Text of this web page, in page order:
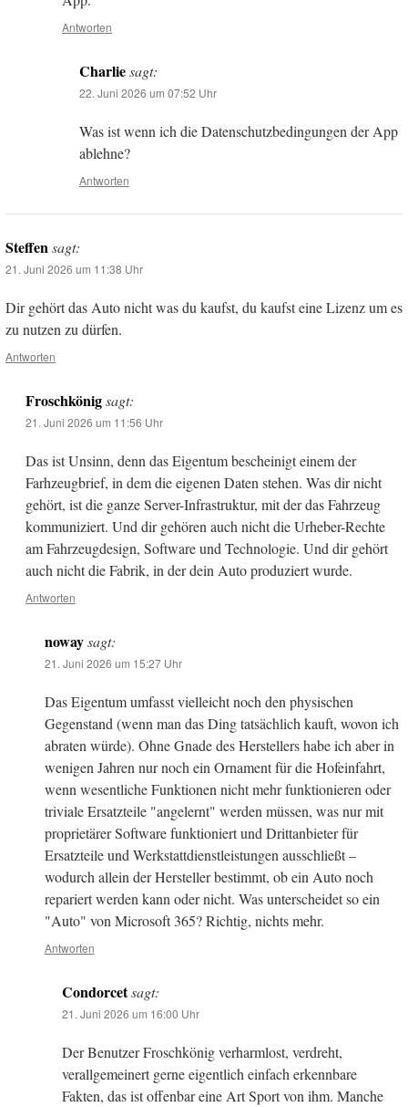
Antworten
Charliesagt:
22. Juni 2026 um 07:52 Uhr
Was ist wenn ich die Datenschutzbedingungen der App
ablehne?
Antworten
Steffensagt:
21. Juni 2026 um 11:38 Uhr
Dir gehört das Auto nicht was du kaufst, du kaufst eine Lizenz um es
zu nutzen zu dürfen.
Antworten
Froschkönig sagt:
21. Juni 2026 um 11:56 Uhr
Das ist Unsinn, denn das Eigentum bescheinigt einem der
Farhzeugbrief, in dem die eigenen Daten stehen. Was dir nicht
gehört, ist die ganze Server-Infrastruktur, mit der das Fahrzeug
kommuniziert. Und dir gehören auch nicht die Urheber-Rechte
am Fahrzeugdesign, Software und Technologie. Und dir gehört
auch nicht die Fabrik, in der dein Auto produziert wurde.
Antworten
noway sagt:
21. Juni 2026 um 15:27 Uhr
Das Eigentum umfasst vielleicht noch den physischen
Gegenstand (wenn man das Ding tatsächlich kauft, wovon ich
abraten würde). Ohne Gnade des Herstellers habe ich aber in
wenigen Jahren nur noch ein Ornament für die Hofeinfahrt,
wenn wesentliche Funktionen nicht mehr funktionieren oder
triviale Ersatzteile "angelernt" werden müssen, was nur mit
proprietärer Software funktioniert und Drittanbieter für
Ersatzteile und Werkstattdienstleistungen ausschließt –
wodurch allein der Hersteller bestimmt, ob ein Auto noch
repariert werden kann oder nicht. Was unterscheidet so ein
"Auto" von Microsoft 365? Richtig, nichts mehr.
Antworten
Condorcetsagt:
21. Juni 2026 um 16:00 Uhr
Der Benutzer Froschkönig verharmlost, verdreht,
verallgemeinert gerne eigentlich einfach erkennbare
Fakten, das ist offenbar eine Art Sport von ihm. Manche